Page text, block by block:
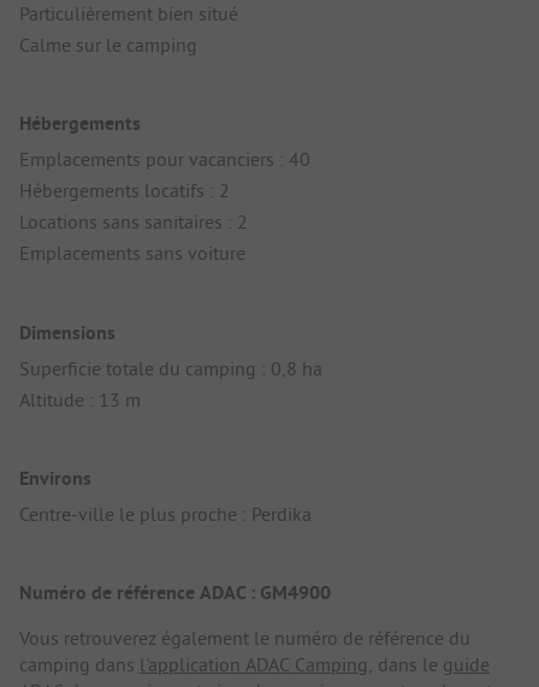
Particulièrement bien situé
Calme sur le camping
Hébergements
Emplacements pour vacanciers : 40
Hébergements locatifs : 2
Locations sans sanitaires : 2
Emplacements sans voiture
Dimensions
Superficie totale du camping : 0,8 ha
Altitude : 13 m
Environs
Centre-ville le plus proche : Perdika
Numéro de référence ADAC : GM4900
Vous retrouverez également le numéro de référence du
camping dans l'application ADAC Camping, dans le guide